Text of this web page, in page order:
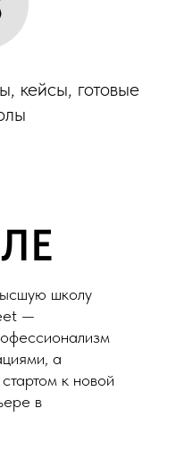
кейсы, готовые
школу
—
а
к новой
в